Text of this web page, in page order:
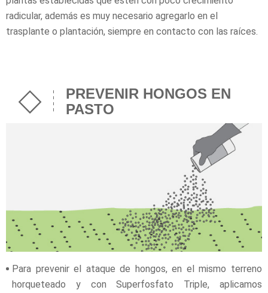
radicular, además es muy necesario agregarlo en el
trasplante o plantación, siempre en contacto con las raíces.
PREVENIR HONGOS EN
PASTO
Para prevenir el ataque de hongos, en el mismo terreno
horqueteado y con Superfosfato Triple, aplicamos